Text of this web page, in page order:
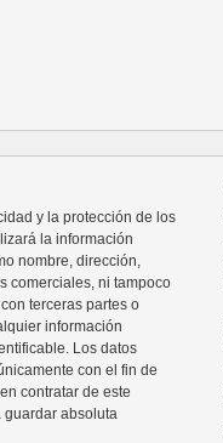
y la protección de los
la información
nombre, dirección,
comerciales, ni tampoco
terceras partes o
información
Los datos
con el fin de
contratar de este
guardar absoluta